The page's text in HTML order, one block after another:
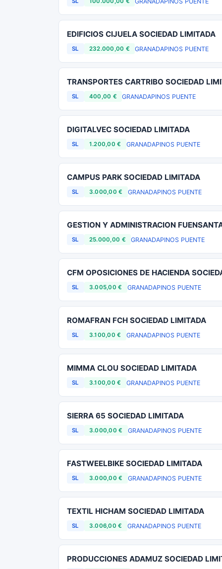
EDIFICIOS CIJUELA SOCIEDAD LIMITADA
SL 232.000,00 € GRANADAPINOS PUENTE
TRANSPORTES CARTRIBO SOCIEDAD
SL 400,00 € GRANADAPINOS PUENTE
DIGITALVEC SOCIEDAD LIMITADA
SL 1.200,00 € GRANADAPINOS PUENTE
CAMPUS PARK SOCIEDAD LIMITADA
SL 3.000,00 € GRANADAPINOS PUENTE
GESTION Y ADMINISTRACION
SL 25.000,00 € GRANADAPINOS PUENTE
CFM OPOSICIONES DE HACIENDA
SL 3.005,00 € GRANADAPINOS PUENTE
ROMAFRAN FCH SOCIEDAD LIMITADA
SL 3.100,00 € GRANADAPINOS PUENTE
MIMMA CLOU SOCIEDAD LIMITADA
SL 3.100,00 € GRANADAPINOS PUENTE
SIERRA 65 SOCIEDAD LIMITADA
SL 3.000,00 € GRANADAPINOS PUENTE
FASTWEELBIKE SOCIEDAD LIMITADA
SL 3.000,00 € GRANADAPINOS PUENTE
TEXTIL HICHAM SOCIEDAD LIMITADA
SL 3.006,00 € GRANADAPINOS PUENTE
PRODUCCIONES ADAMUZ SOCIEDAD